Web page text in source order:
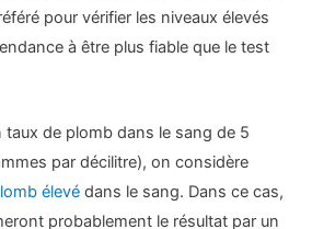
pour vérifier les niveaux élevés
à être plus fiable que le test
taux de plomb dans le sang de 5
par décilitre), on considère
élevé dans le sang. Dans ce cas,
probablement le résultat par un